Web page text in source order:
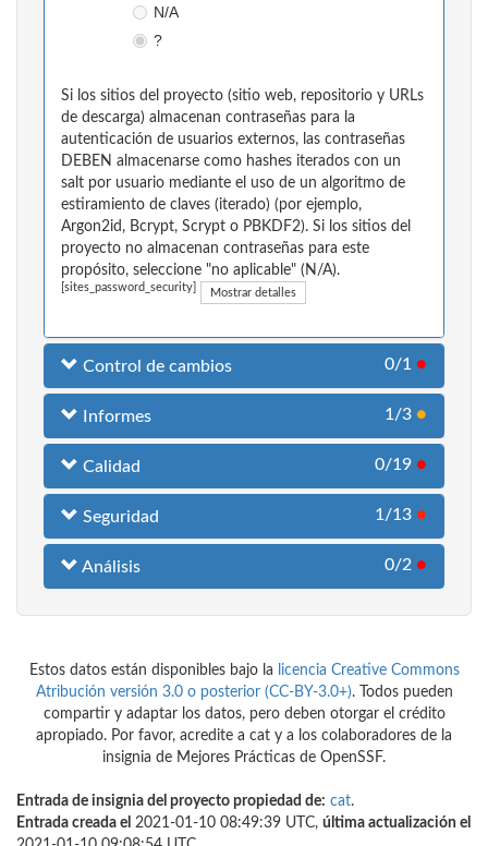
N/A
?
Si los sitios del proyecto (sitio web, repositorio y URLs
de descarga) almacenan contraseñas para la
autenticación de usuarios externos, las contraseñas
DEBEN almacenarse como hashes iterados con un
salt por usuario mediante el uso de un algoritmo de
estiramiento de claves (iterado) (por ejemplo,
Argon2id, Bcrypt, Scrypt o PBKDF2). Si los sitios del
proyecto no almacenan contraseñas para este
propósito, seleccione "no aplicable" (N/A).
[sites_password_security] Mostrar detalles
Control de cambios 0/1 ●
Informes 1/3 ●
Calidad 0/19 ●
Seguridad 1/13 ●
Análisis 0/2 ●
Estos datos están disponibles bajo la
licencia Creative Commons
Atribución versión 3.0 o posterior (CC-BY-3.0+). Todos pueden
compartir y adaptar los datos, pero deben otorgar el crédito
apropiado. Por favor, acredite a cat y a los colaboradores de la
insignia de Mejores Prácticas de OpenSSF.
Entrada de insignia del proyecto propiedad de: cat.
Entrada creada el 2021-01-10 08:49:39 UTC, última actualización el